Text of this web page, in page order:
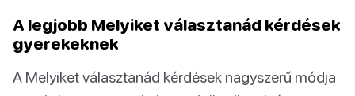
A legjobb Melyiket választanád kérdések
gyerekeknek
A Melyiket választanád kérdések nagyszerű módja